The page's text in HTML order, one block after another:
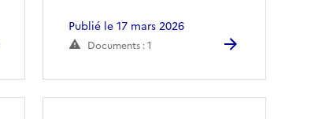
Publié le 17 mars 2026
Documents : 1